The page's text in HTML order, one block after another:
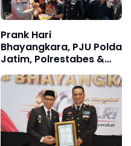
Prank Hari
Bhayangkara, PJU Polda
Jatim, Polrestabes &
Polres Pelabuhan
Tanjung Perak Keluar
Hadapi Massa AMI,
Ujungnya Malah Potong
Kue